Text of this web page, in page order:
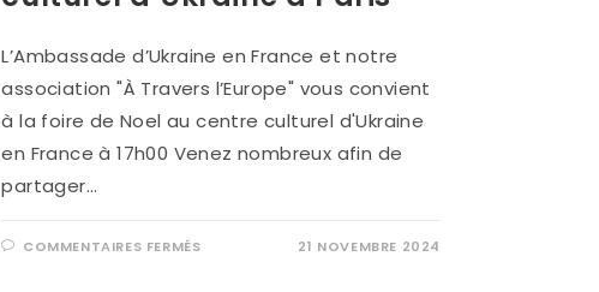
L’Ambassade d’Ukraine en France et notre
association "À Travers l’Europe" vous convient
à la foire de Noel au centre culturel d'Ukraine
en France à 17h00 Venez nombreux afin de
partager…
COMMENTAIRES FERMÉS 21 NOVEMBRE 2024